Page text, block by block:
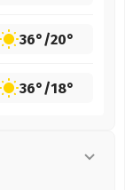
36°/20°
36°/18°